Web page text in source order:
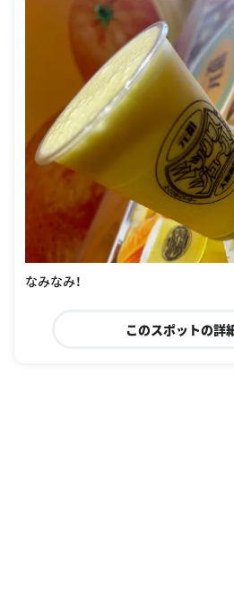
なみなみ！
このスポットの詳